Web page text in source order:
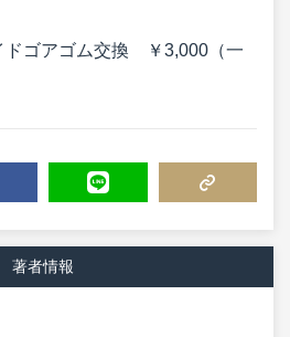
ドゴアゴム交換 ￥3,000（一
著者情報